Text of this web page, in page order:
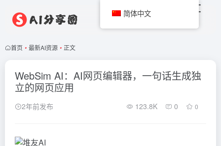
首页 • 最新AI资源 • 正文
WebSim AI：AI网页编辑器，一句话生成独
立的网页应用
2年前发布 123.8K 0 0
简体中文